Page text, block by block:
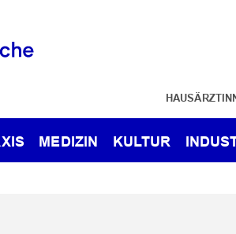
MEDIZIN KULTUR